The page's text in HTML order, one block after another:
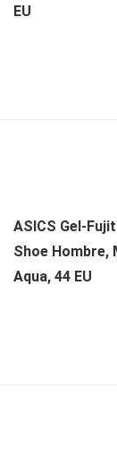
EU
ASICS Gel-
Shoe Hombre,
Aqua, 44 EU